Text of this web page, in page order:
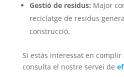
Gestió de residus: Major
reciclatge de residus
construcció.
Si estàs interessat en
consulta el nostre servei de